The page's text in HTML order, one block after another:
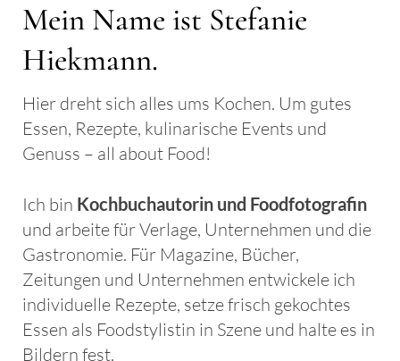
Mein Name ist Stefanie
Hiekmann.
Hier dreht sich alles ums Kochen. Um gutes
Essen, Rezepte, kulinarische Events und
Genuss – all about Food!
Ich bin Kochbuchautorin und Foodfotografin
und arbeite für Verlage, Unternehmen und die
Gastronomie. Für Magazine, Bücher,
Zeitungen und Unternehmen entwickele ich
individuelle Rezepte, setze frisch gekochtes
Essen als Foodstylistin in Szene und halte es in
Bildern fest.